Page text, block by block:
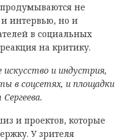
не
интервью, но и
в социальных
на критику.
и индустрия,
в соцсетях, и площадки
и проектов, которые
У зрителя